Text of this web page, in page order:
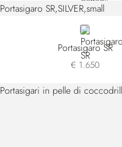
SILVER
Portasigaro SR
€ 1.650